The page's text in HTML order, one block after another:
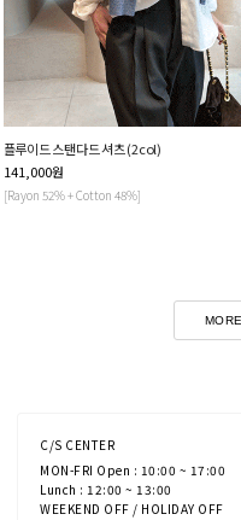
플루이드 스탠다드 셔츠 (2col)
141,000원
[Rayon 52% + Cotton 48%]
C/S CENTER
MON-FRI Open : 10:00 ~ 17:00
Lunch : 12:00 ~ 13:00
WEEKEND OFF / HOLIDAY OFF